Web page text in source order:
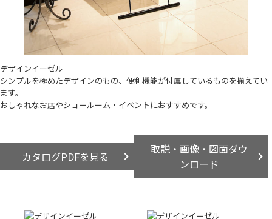
デザインイーゼル
シンプルを極めたデザインのもの、便利機能が付属しているものを揃えてい
ます。
おしゃれなお店やショールーム・イベントにおすすめです。
カタログPDFを見る
取説・画像・図面ダウ
ンロード